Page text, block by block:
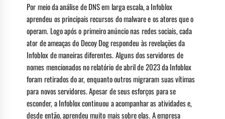
Por meio da análise de DNS em larga escala, a Infoblox
aprendeu os principais recursos do malware e os atores que o
operam. Logo após o primeiro anúncio nas redes sociais, cada
ator de ameaças do Decoy Dog respondeu às revelações da
Infoblox de maneiras diferentes. Alguns dos servidores de
nomes mencionados no relatório de abril de 2023 da Infoblox
foram retirados do ar, enquanto outros migraram suas vítimas
para novos servidores. Apesar de seus esforços para se
esconder, a Infoblox continuou a acompanhar as atividades e,
desde então, aprendeu muito mais sobre elas. A empresa